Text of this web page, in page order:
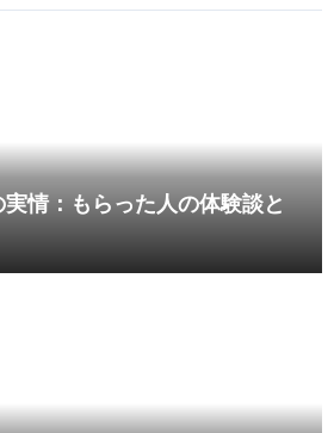
実情：もらった人の体験談と